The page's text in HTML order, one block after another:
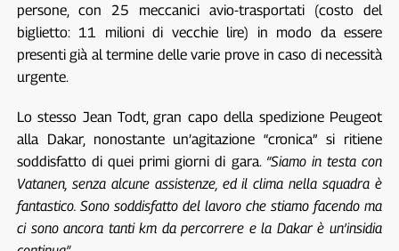
persone, con 25 meccanici avio-trasportati (costo del
biglietto: 11 milioni di vecchie lire) in modo da essere
presenti già al termine delle varie prove in caso di necessità
urgente.
Lo stesso Jean Todt, gran capo della spedizione Peugeot
alla Dakar, nonostante un’agitazione “cronica” si ritiene
soddisfatto di quei primi giorni di gara. “Siamo in testa con
Vatanen, senza alcune assistenze, ed il clima nella squadra è
fantastico. Sono soddisfatto del lavoro che stiamo facendo ma
ci sono ancora tanti km da percorrere e la Dakar è un’insidia